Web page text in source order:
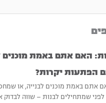
האם אתם באמת
הפתעות יקרות?
האם אתם באמת מוכנים לבנייה, או
שמתחילים לבנות – שווה לבדוק